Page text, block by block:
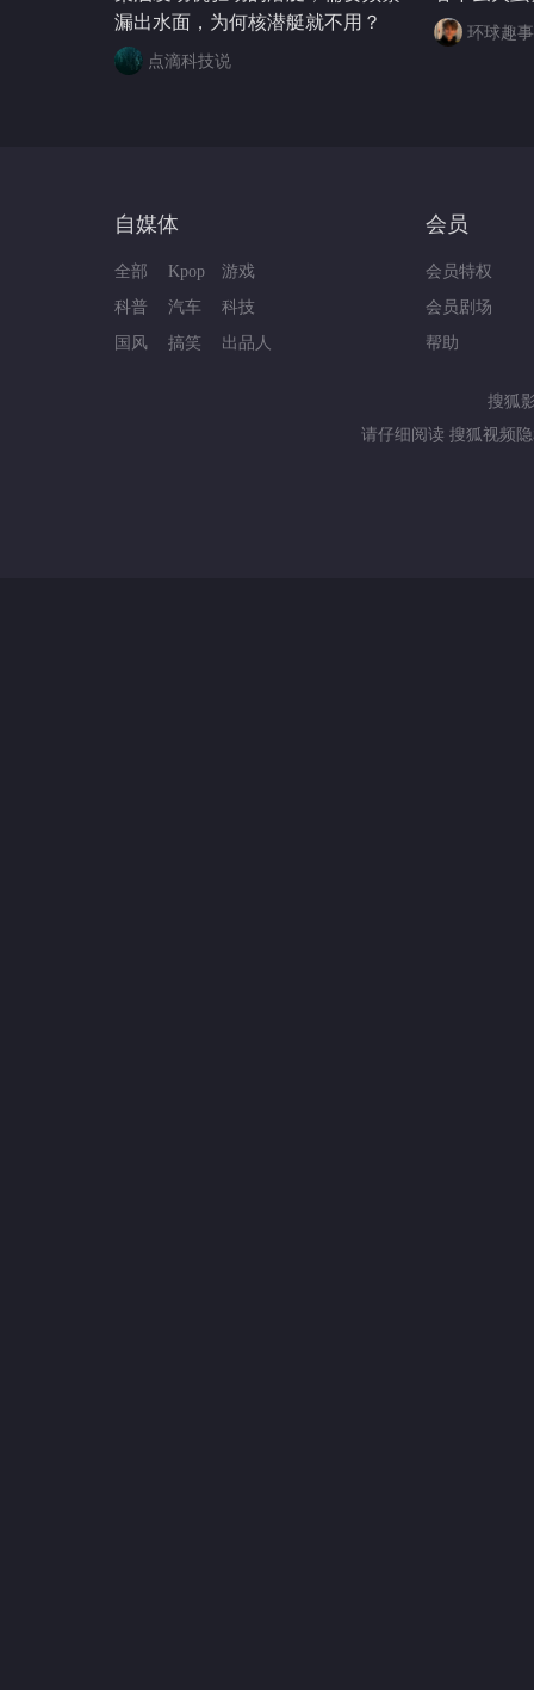
漏出水面，为何核潜艇就不用？
点滴科技说
环球趣事
自媒体
全部
科普
国风
Kpop
汽车
搞笑
游戏
科技
出品人
会员
会员特权
会员剧场
帮助
搜狐
请仔细阅读 搜狐视频